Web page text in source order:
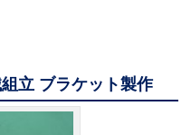
立 ブラケット製作